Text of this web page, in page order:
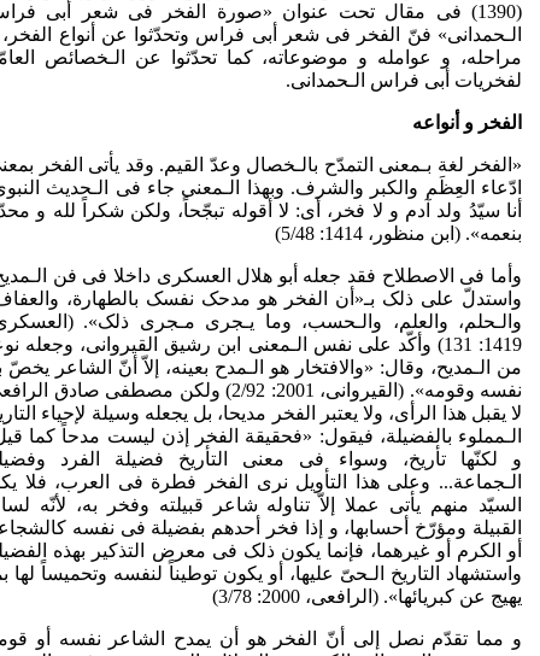
(1390) فی مقال تحت عنوان «صورة الفخر فی شعر أبی
الـحمدانی» فنّ الفخر فی شعر أبی فراس وتحدّثوا عن أنواع
مراحله، و عوامله و موضوعاته، کما تحدّثوا عن الـخصائص
لفخریات أبی فراس الـحمدانی.
الفخر و أنواعه
«الفخر لغة بـمعنی التمدّح بالـخصال وعدّ القیم. وقد یأتی الفخر
ادّعاء العِظَم والکبر والشرف. وبهذا الـمعنی جاء فی الـحدیث
أنا سیّدُ ولد آدم و لا فخر، أی: لا أقوله تبجّحاً، ولکن شکراً لله و
بنعمه». (ابن منظور، 1414: 5/48)
وأما فی الاصطلاح فقد جعله أبو هلال العسکری داخلا فی فن
واستدلّ علی ذلک بـ«أن الفخر هو مدحک نفسک بالطهارة،
والـحلم، والعلم، والـحسب، وما یـجری مـجری ذلک».
1419: 131) وأکّد علی نفس الـمعنی ابن رشیق القیروانی، وجعله
من الـمدیح، وقال: «والافتخار هو الـمدح بعینه، إلاّ أنّ الشاعر یخصّ
نفسه وقومه». (القیروانی، 2001: 2/92) ولکن مصطفى صادق
لا یقبل هذا الرأی، ولا یعتبر الفخر مدیحا، بل یجعله وسیلة لإحیاء
الـمملوء بالفضیلة، فیقول: «فحقیقة الفخر إذن لیست مدحاً کما
و لکنّها تأریخ، وسواء فی معنی التأریخ فضیلة الفرد
الـجماعة... وعلی هذا التأویل نری الفخر فطرة فی العرب، فلا
السیّد منهم یأتی عملا إلاّ تناوله شاعر قبیلته وفخر به، لأنّه
القبیلة ومؤرّخ أحسابها، و إذا فخر أحدهم بفضیلة فی نفسه
أو الکرم أو غیرهما، فإنما یکون ذلک فی معرض التذکیر بهذه
واستشهاد التاریخ الـحیّ علیها، أو یکون توطیناً لنفسه وتحمیساً لها
یهیج عن کبریائها». (الرافعی، 2000: 3/78)
و مما تقدّم نصل إلى أنّ الفخر هو أن یمدح الشاعر نفسه أو